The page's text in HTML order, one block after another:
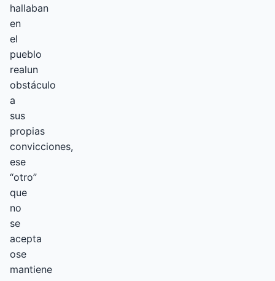
hallaban
en
el
pueblo
realun
obstáculo
a
sus
propias
convicciones,
ese
“otro”
que
no
se
acepta
ose
mantiene